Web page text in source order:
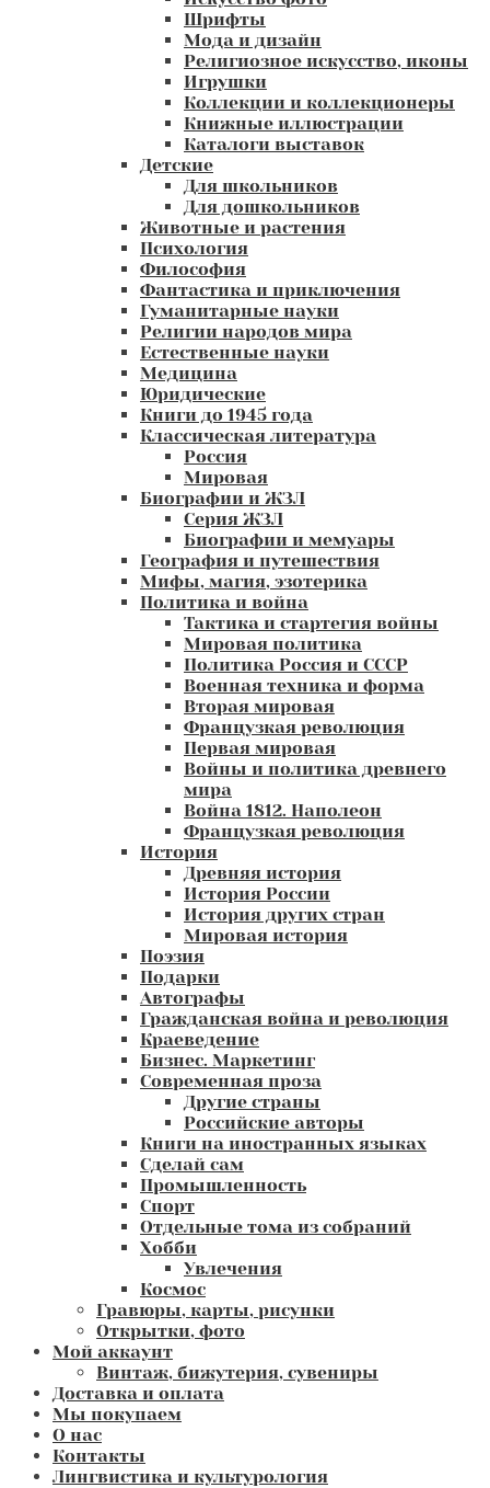
Шрифты
Мода и дизайн
Религиозное искусство, иконы
Игрушки
Коллекции и коллекционеры
Книжные иллюстрации
Каталоги выставок
Детские
Для школьников
Для дошкольников
Животные и растения
Психология
Философия
Фантастика и приключения
Гуманитарные науки
Религии народов мира
Естественные науки
Медицина
Юридические
Книги до 1945 года
Классическая литература
Россия
Мировая
Биографии и ЖЗЛ
Серия ЖЗЛ
Биографии и мемуары
География и путешествия
Мифы, магия, эзотерика
Политика и война
Тактика и стартегия войны
Мировая политика
Политика Россия и СССР
Военная техника и форма
Вторая мировая
Французкая революция
Первая мировая
Войны и политика древнего
мира
Война 1812. Наполеон
Французкая революция
История
Древняя история
История России
История других стран
Мировая история
Поэзия
Подарки
Автографы
Гражданская война и революция
Краеведение
Бизнес. Маркетинг
Современная проза
Другие страны
Российские авторы
Книги на иностранных языках
Сделай сам
Промышленность
Спорт
Отдельные тома из собраний
Хобби
Увлечения
Космос
Гравюры, карты, рисунки
Открытки, фото
Мой аккаунт
Винтаж, бижутерия, сувениры
Доставка и оплата
Мы покупаем
О нас
Контакты
Лингвистика и культурология